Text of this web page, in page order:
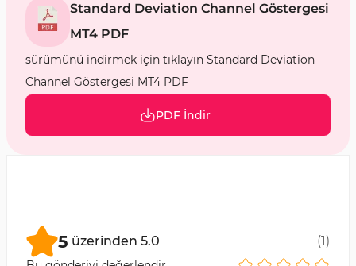
Standard Deviation Channel Göstergesi
MT4 PDF
sürümünü indirmek için tıklayın Standard Deviation
Channel Göstergesi MT4 PDF
PDF İndir
5 üzerinden 5.0 (1)